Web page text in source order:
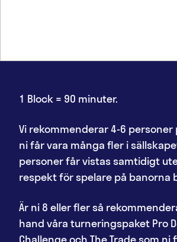
1 Block = 90 minuter.
Vi rekommenderar 4-6 personer
ni får vara många fler i
personer får vistas samtidigt
respekt för spelare på banorna
Är ni 8 eller fler så
hand våra turneringspaket Pro